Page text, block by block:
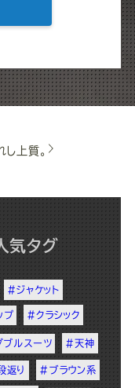
し上質。
気タグ
#ジャケット
プ #クラシック
ルスーツ #天神
返り #ブラウン系